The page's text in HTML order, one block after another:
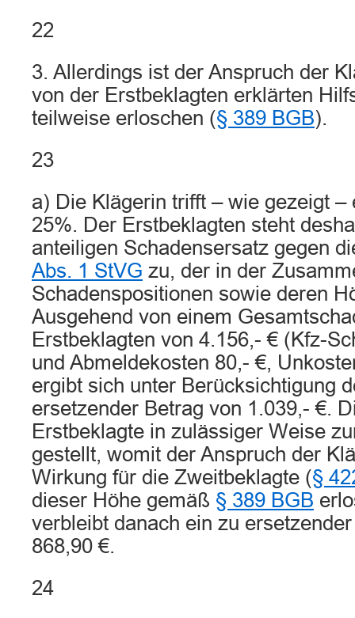
22
3. Allerdings ist der Anspruch der
von der Erstbeklagten erklärten
teilweise erloschen (§ 389 BGB).
23
a) Die Klägerin trifft – wie gezeigt –
25%. Der Erstbeklagten steht
anteiligen Schadensersatz gegen
Abs. 1 StVG zu, der in der
Schadenspositionen sowie deren
Ausgehend von einem
Erstbeklagten von 4.156,- € (Kfz-
und Abmeldekosten 80,- €,
ergibt sich unter Berücksichtigung
ersetzender Betrag von 1.039,- €.
Erstbeklagte in zulässiger Weise
gestellt, womit der Anspruch der
Wirkung für die Zweitbeklagte (§
dieser Höhe gemäß § 389 BGB
verbleibt danach ein zu
868,90 €.
24